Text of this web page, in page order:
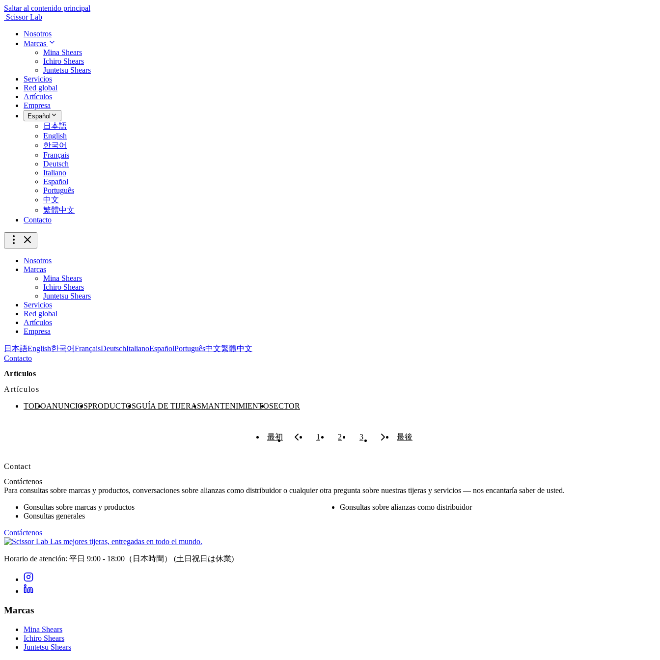
Saltar al contenido principal
Scissor Lab
Nosotros
Marcas
Mina Shears
Ichiro Shears
Juntetsu Shears
Servicios
Red global
Artículos
Empresa
Español
日本語
English
한국어
Français
Deutsch
Italiano
Español
Português
中文
繁體中文
Contacto
Nosotros
Marcas
Mina Shears
Ichiro Shears
Juntetsu Shears
Servicios
Red global
Artículos
Empresa
日本語English한국어FrançaisDeutschItalianoEspañolPortuguês中文繁體中文
Contacto
Artículos
Artículos
TODOANUNCIOSPRODUCTOSGUÍA DE TIJERASMANTENIMIENTOSECTOR
最初 1 2 3 最後
Contact
Contáctenos
Para consultas sobre marcas y productos, conversaciones sobre alianzas como distribuidor o cualquier otra pregunta sobre nuestras tijeras y servicios — nos encantaría saber de usted.
Consultas sobre marcas y productos
Consultas sobre alianzas como distribuidor
Consultas generales
Contáctenos
Las mejores tijeras, entregadas en todo el mundo.
Horario de atención: 平日 9:00 - 18:00（日本時間） (土日祝日は休業)
Marcas
Mina Shears
Ichiro Shears
Juntetsu Shears